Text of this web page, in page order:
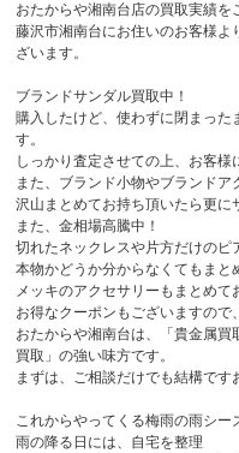
おたからや湘南台店の買取実績を
藤沢市湘南台にお住いのお客様
ざいます。
ブランドサンダル買取中！
購入したけど、使わずに閉まっ
す。
しっかり査定させての上、お客様
また、ブランド小物やブランドア
沢山まとめてお持ち頂いたら更に
また、金相場高騰中！
切れたネックレスや片方だけの
本物かどうか分からなくてもまと
メッキのアクセサリーもまとめて
お得なクーポンもございますので
おたからや湘南台は、「貴金属
買取」の強い味方です。
まずは、ご相談だけでも結構です
これからやってくる梅雨の雨シー
雨の降る日には、自宅を整理